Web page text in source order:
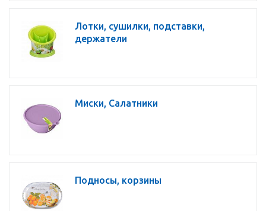
Лотки, сушилки, подставки,
держатели
Миски, Салатники
Подносы, корзины